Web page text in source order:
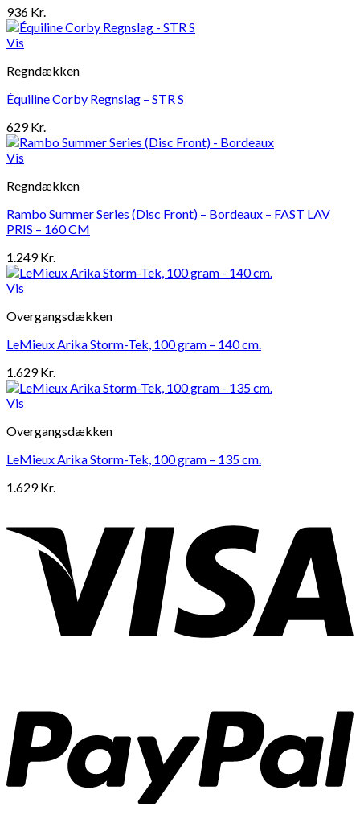
936 Kr.
Vis
Regndækken
Équiline Corby Regnslag – STR S
629Kr.
Vis
Regndækken
Rambo Summer Series (Disc Front) – Bordeaux – FAST LAV
PRIS – 160 CM
1.249Kr.
Vis
Overgangsdækken
LeMieux Arika Storm-Tek, 100 gram – 140 cm.
1.629Kr.
Vis
Overgangsdækken
LeMieux Arika Storm-Tek, 100 gram – 135 cm.
1.629Kr.